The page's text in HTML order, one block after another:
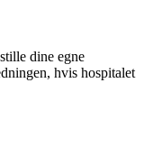
dine egne
hvis hospitalet